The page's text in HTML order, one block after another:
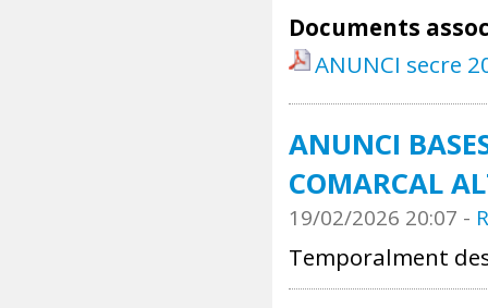
Documents
ANUNCI secre
ANUNCI
COMARCAL
19/02/2026 20:07 -
Temporalment